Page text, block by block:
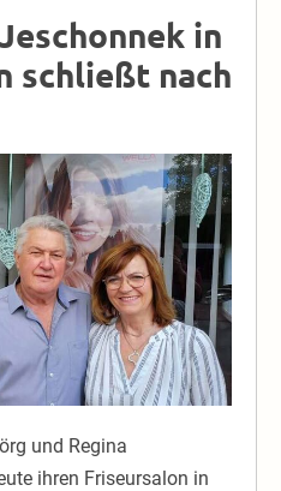
in
schließt nach
und Regina
ihren Friseursalon in